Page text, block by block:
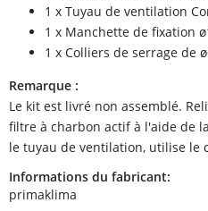
1 x Tuyau de ventilation
1 x Manchette de fixation
1 x Colliers de serrage de
Remarque :
Le kit est livré non assemblé.
filtre à charbon actif à l'aide de
le tuyau de ventilation, utilise le
Informations du fabricant:
primaklima